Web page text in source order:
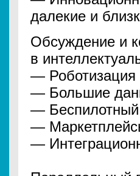
далекие и
Обсуждение и
в
— Роботизация
— Большие
— Беспилотный
—
—